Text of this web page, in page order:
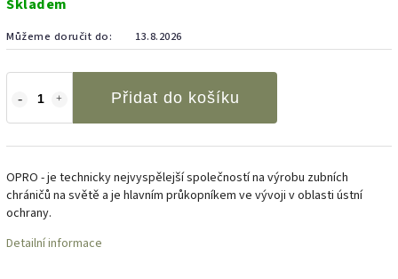
Můžeme doručit do: 13.8.2026
Přidat do košíku
OPRO -je technicky nejvyspělejší společností na výrobu zubních
chráničů na světě a je hlavním průkopníkem ve vývoji v oblasti ústní
ochrany.
Detailní informace